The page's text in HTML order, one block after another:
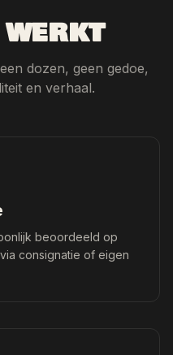
dozen, geen gedoe,
en verhaal.
beoordeeld op
consignatie of eigen